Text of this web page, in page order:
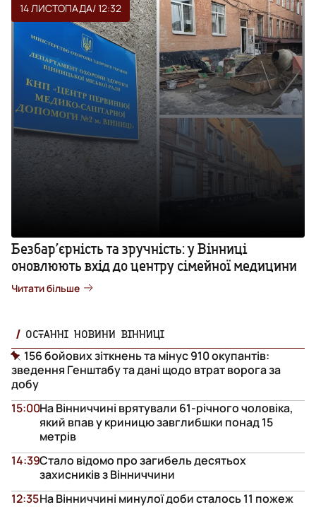
14 ЛИСТОПАДА/ 12:32
Безбар’єрність та зручність: у Вінниці
оновлюють вхід до центру сімейної медицини
Читати більше
ОСТАННІ НОВИНИ ВІННИЦІ
156 бойових зіткнень та мінус 910 окупантів:
зведення Генштабу та дані щодо втрат ворога за
добу
На Вінниччині врятували 61-річного чоловіка,
який впав у криницю завглибшки понад 15
метрів
15:00
Стало відомо про загибель десятьох
захисників з Вінниччини
14:39
На Вінниччині минулої доби сталось 11 пожеж
12:35